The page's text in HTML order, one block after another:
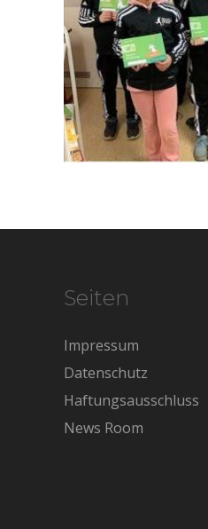
Seiten
Impressum
Datenschutz
Haftungsausschluss
News Room